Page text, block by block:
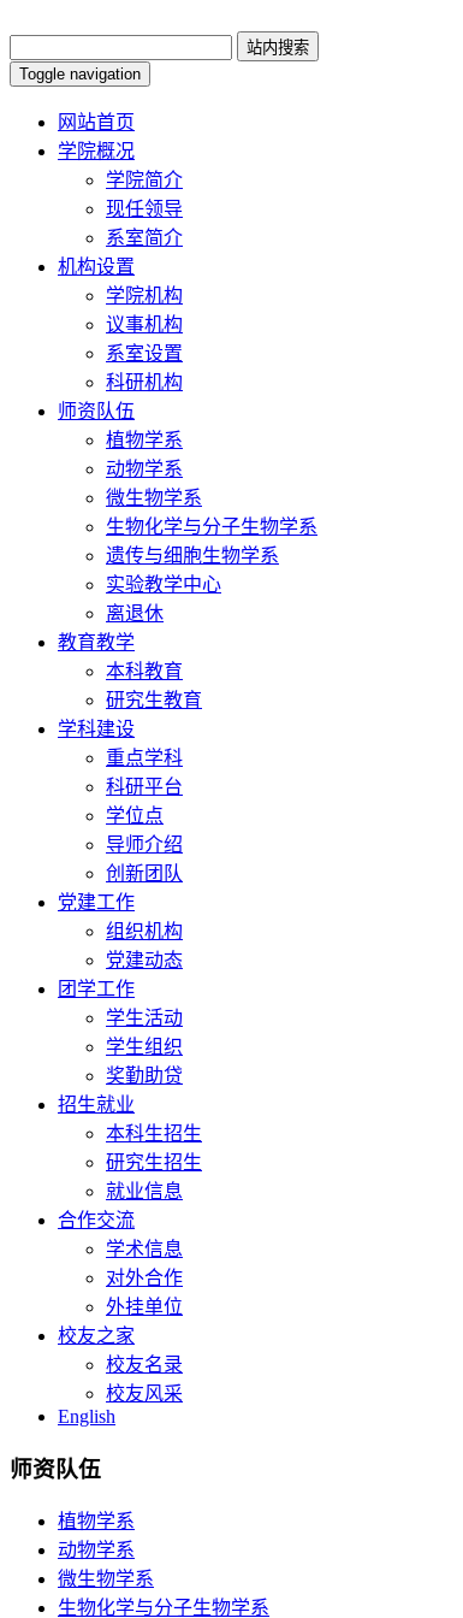
Toggle navigation
网站首页
学院概况
学院简介
现任领导
系室简介
机构设置
学院机构
议事机构
系室设置
科研机构
师资队伍
植物学系
动物学系
微生物学系
生物化学与分子生物学系
遗传与细胞生物学系
实验教学中心
离退休
教育教学
本科教育
研究生教育
学科建设
重点学科
科研平台
学位点
导师介绍
创新团队
党建工作
组织机构
党建动态
团学工作
学生活动
学生组织
奖勤助贷
招生就业
本科生招生
研究生招生
就业信息
合作交流
学术信息
对外合作
外挂单位
校友之家
校友名录
校友风采
English
师资队伍
植物学系
动物学系
微生物学系
生物化学与分子生物学系